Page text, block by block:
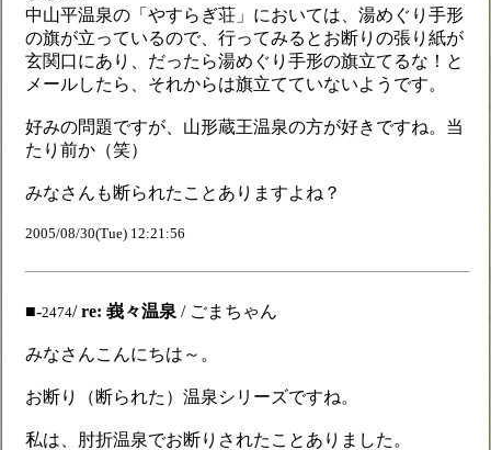
中山平温泉の「やすらぎ荘」においては、湯めぐり手形
の旗が立っているので、行ってみるとお断りの張り紙が
玄関口にあり、だったら湯めぐり手形の旗立てるな！と
メールしたら、それからは旗立てていないようです。
好みの問題ですが、山形蔵王温泉の方が好きですね。当
たり前か（笑）
みなさんも断られたことありますよね？
2005/08/30(Tue) 12:21:56
■-2474/re: 峩々温泉 / ごまちゃん
みなさんこんにちは～。
お断り（断られた）温泉シリーズですね。
私は、肘折温泉でお断りされたことありました。